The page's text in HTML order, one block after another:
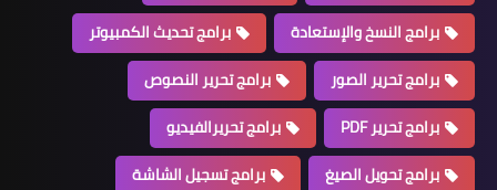
برامج النسخ والإستعادة
برامج تحديث الكمبيوتر
برامج تحرير الصور
برامج تحرير النصوص
برامج تحرير PDF
برامج تحريرالفيديو
برامج تحويل الصيغ
برامج تسجيل الشاشة